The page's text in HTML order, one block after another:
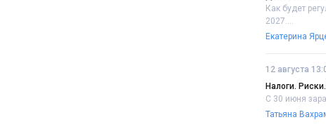
Как будет
2027....
Екатерина
12 августа
Налоги.
С 30 июня
Татьяна